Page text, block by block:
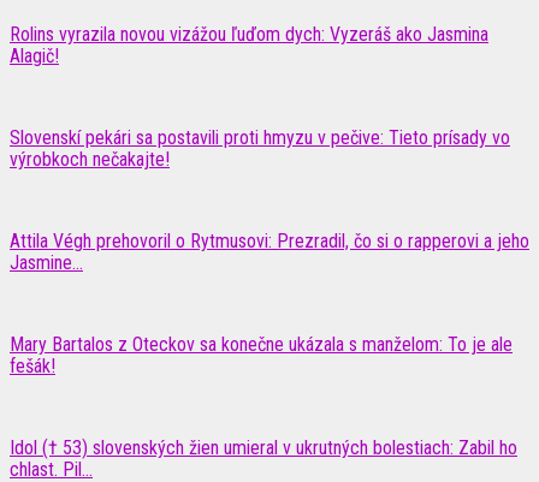
Rolins vyrazila novou vizážou ľuďom dych: Vyzeráš ako Jasmina
Alagič!
Slovenskí pekári sa postavili proti hmyzu v pečive: Tieto prísady vo
výrobkoch nečakajte!
Attila Végh prehovoril o Rytmusovi: Prezradil, čo si o rapperovi a jeho
Jasmine...
Mary Bartalos z Oteckov sa konečne ukázala s manželom: To je ale
fešák!
Idol († 53) slovenských žien umieral v ukrutných bolestiach: Zabil ho
chlast. Pil...